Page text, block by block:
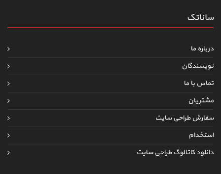
ساناتک
درباره ما
نویسندگان
تماس با ما
مشتریان
سفارش طراحی سایت
استخدام
دانلود کاتالوگ طراحی سایت